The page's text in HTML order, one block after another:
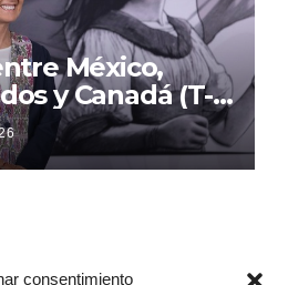
consentimiento
México,
y Canadá (T-
hasta el
Claudia